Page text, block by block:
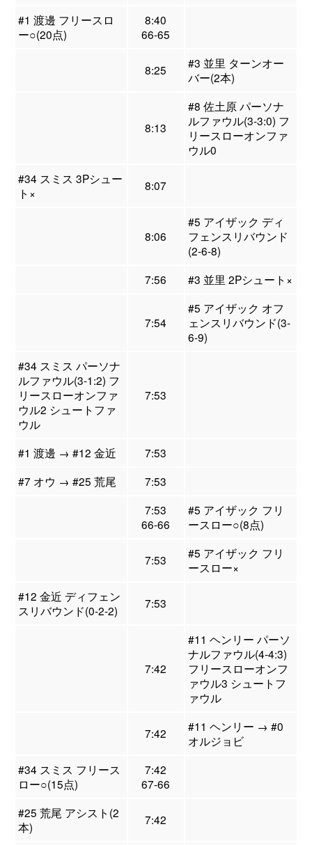
#1 渡邊 フリースロ
ー○(20点)
8:40
66-65
8:25
#3 並里 ターンオー
バー(2本)
8:13
#8 佐土原 パーソナ
ルファウル(3-3:0) フ
リースローオンファ
ウル0
#34 スミス 3Pシュー
ト×
8:07
8:06
#5 アイザック ディ
フェンスリバウンド
(2-6-8)
7:56
#3 並里 2Pシュート×
7:54
#5 アイザック オフ
ェンスリバウンド(3-
6-9)
#34 スミス パーソナ
ルファウル(3-1:2) フ
リースローオンファ
ウル2 シュートファ
ウル
7:53
#1 渡邊 → #12 金近
7:53
#7 オウ → #25 荒尾
7:53
7:53
66-66
#5 アイザック フリ
ースロー○(8点)
7:53
#5 アイザック フリ
ースロー×
#12 金近 ディフェン
スリバウンド(0-2-2)
7:53
7:42
#11 ヘンリー パーソ
ナルファウル(4-4:3)
フリースローオンフ
ァウル3 シュートフ
ァウル
7:42
#11 ヘンリー → #0
オルジョビ
#34 スミス フリース
ロー○(15点)
7:42
67-66
#25 荒尾 アシスト(2
本)
7:42